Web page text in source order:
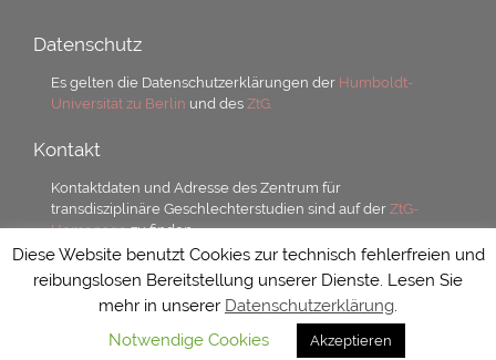
Datenschutz
Es gelten die Datenschutzerklärungen der Humboldt-
Universität zu Berlin und desZtG.
Kontakt
Kontaktdaten und Adresse des Zentrum für
transdisziplinäre Geschlechterstudien sind auf derZtG-
Homepagezu finden.
Diese Website benutzt Cookies zur technisch fehlerfreien und
reibungslosen Bereitstellung unserer Dienste. Lesen Sie
mehr in unserer Datenschutzerklärung.
Notwendige Cookies
Akzeptieren